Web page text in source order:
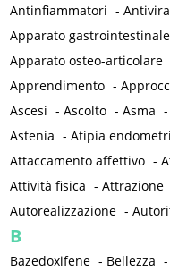
Antinfiammatori -
Apparato gastrointestinale
Apparato osteo-articolare
Apprendimento -
Ascesi -Ascolto -Asma
Astenia -Atipia
Attaccamento affettivo -
Attività fisica -Attrazione
Autorealizzazione -
B
Bazedoxifene - Bellezza -